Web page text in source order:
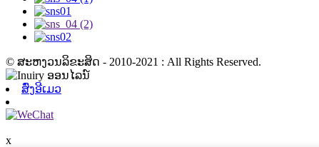
© ສະຫງວນລິຂະສິດ - 2010-2021 : All Rights Reserved.
ສົ່ງອີເມວ
x